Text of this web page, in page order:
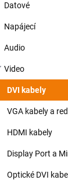
Datové
Napájecí
Audio
Video
DVI kabely
VGA kabely a
HDMI kabely
Display Port a
Optické DVI